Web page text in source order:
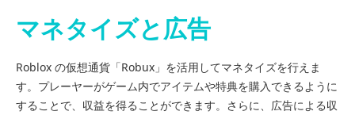
マネタイズと広告
Roblox の仮想通貨「Robux」を活用してマネタイズを行えま
す。プレーヤーがゲーム内でアイテムや特典を購入できるように
することで、収益を得ることができます。さらに、広告による収